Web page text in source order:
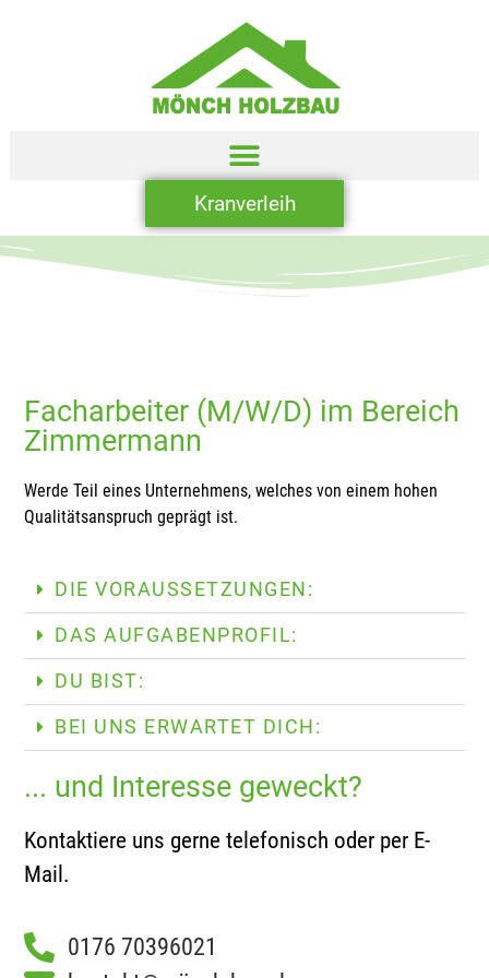
Kranverleih
Facharbeiter (M/W/D) im Bereich
Zimmermann
Werde Teil eines Unternehmens, welches von einem hohen
Qualitätsanspruch geprägt ist.
DIE VORAUSSETZUNGEN:
DAS AUFGABENPROFIL:
DU BIST:
BEI UNS ERWARTET DICH:
... und Interesse geweckt?
Kontaktiere uns gerne telefonisch oder per E-
Mail.
0176 70396021